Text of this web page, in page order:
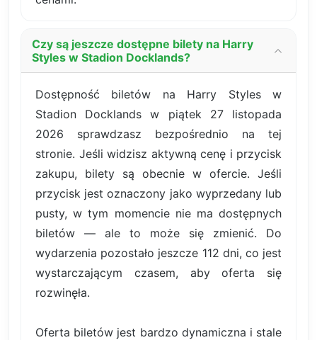
Czy są jeszcze dostępne bilety na Harry
Styles w Stadion Docklands?
Dostępność biletów na Harry Styles w
Stadion Docklands w piątek 27 listopada
2026 sprawdzasz bezpośrednio na tej
stronie. Jeśli widzisz aktywną cenę i przycisk
zakupu, bilety są obecnie w ofercie. Jeśli
przycisk jest oznaczony jako wyprzedany lub
pusty, w tym momencie nie ma dostępnych
biletów — ale to może się zmienić. Do
wydarzenia pozostało jeszcze 112 dni, co jest
wystarczającym czasem, aby oferta się
rozwinęła.
Oferta biletów jest bardzo dynamiczna i stale